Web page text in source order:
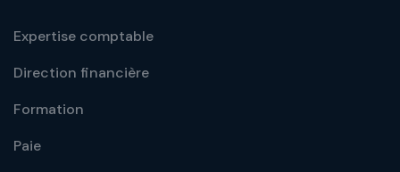
Expertise comptable
Direction financière
Formation
Paie